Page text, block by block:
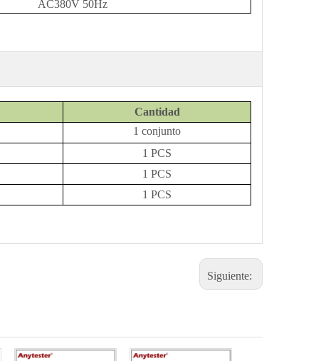
AC380V 50Hz
Cantidad
1 conjunto
1 PCS
1 PCS
1 PCS
Siguiente: